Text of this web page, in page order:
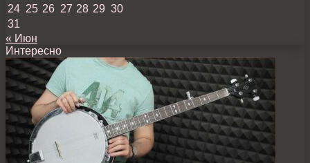
24 25 26 27 28 29 30
31
« Июн
Интересно